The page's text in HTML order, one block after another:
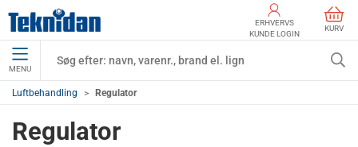
ERHVERVS
KUNDE LOGIN
KURV
MENU
Luftbehandling Regulator
Regulator